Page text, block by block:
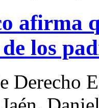
afirma
los
Derecho